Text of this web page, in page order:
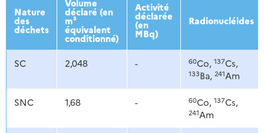
Nature
des
déchets
Volume
déclaré (en
m³
équivalent
conditionné)
Activité
déclarée
(en
MBq)
Radionucléides
SC 2,048 - 60Co, 137Cs,
133Ba, 241Am
SNC 1,68 - 60Co, 137Cs,
241Am